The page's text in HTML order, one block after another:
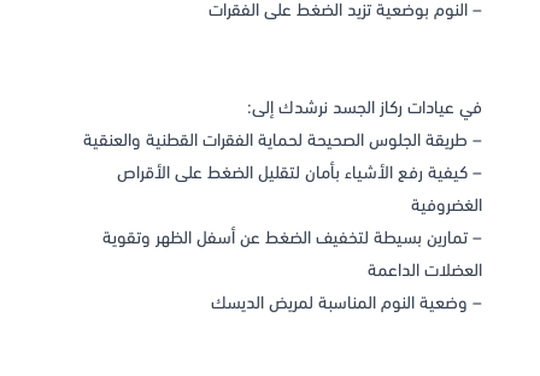
– النوم بوضعية تزيد الضغط على الفقرات
في عيادات ركاز الجسد نرشدك إلى:
– طريقة الجلوس الصحيحة لحماية الفقرات القطنية والعنقية
– كيفية رفع الأشياء بأمان لتقليل الضغط على الأقراص
الغضروفية
– تمارين بسيطة لتخفيف الضغط عن أسفل الظهر وتقوية
العضلات الداعمة
– وضعية النوم المناسبة لمريض الديسك